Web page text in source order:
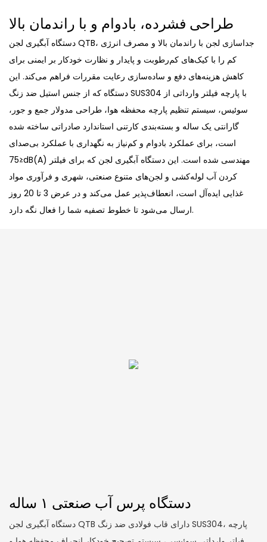
طراحی فشرده، بادوام و با راندمان بالا
دستگاه آبگیری لجن QTB، جداسازی لجن با راندمان بالا و مصرف انرژی
کم را با کیک‌های کم‌رطوبت و پایدار و نظارت خودکار بر ایمنی برای
کاهش هزینه‌های دفع و ساده‌سازی رعایت مقررات فراهم می‌کند. این
دستگاه که از جنس استیل ضد زنگ SUS304 با پارچه فیلتر وارداتی از
سوئیس، سیستم تنظیم پارچه محفظه هوا، طراحی مدولار جمع و جور،
گارانتی یک ساله و بسته‌بندی کارتنی استاندارد صادراتی ساخته شده
است، برای عملکرد بادوام و کم‌نیاز به نگهداری با عملکرد بی‌صدای
≤75dB(A) مهندسی شده است. این دستگاه آبگیری لجن که برای فیلتر
کردن آب لوله‌کشی و لجن‌های متنوع صنعتی، شهری و فرآوری مواد
غذایی ایده‌آل است، انعطاف‌پذیر عمل می‌کند و در عرض 3 تا 20 روز
ارسال می‌شود تا خطوط تصفیه شما را فعال نگه دارد.
دستگاه پرس آب صنعتی ۱ ساله
دستگاه آبگیری لجن QTB دارای قاب فولادی ضد زنگ SUS304، پارچه